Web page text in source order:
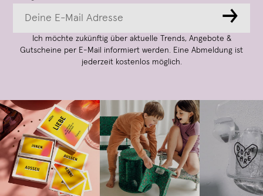
→
Ich möchte zukünftig über aktuelle Trends, Angebote &
Gutscheine per E-Mail informiert werden. Eine Abmeldung ist
jederzeit kostenlos möglich.